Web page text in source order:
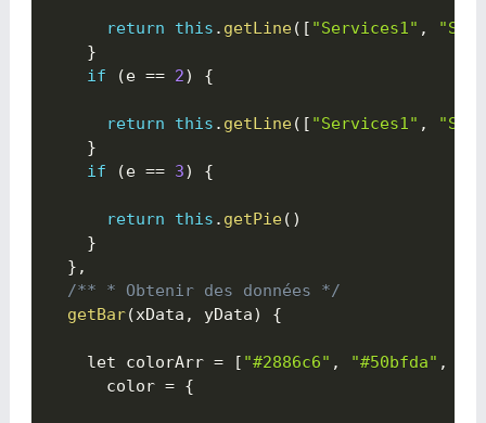
return this . getLine( [ "Services1" ,
}
if
(e == 2) {
return this . getLine( [ "Services1" ,
}
if
(e == 3) {
return this . getPie( )
}
} ,
/** * Obtenir des données */
getBar(xData , yData) {
    let colorArr
= [ "#2886c6" , "#50bfda" ,
      color
= {